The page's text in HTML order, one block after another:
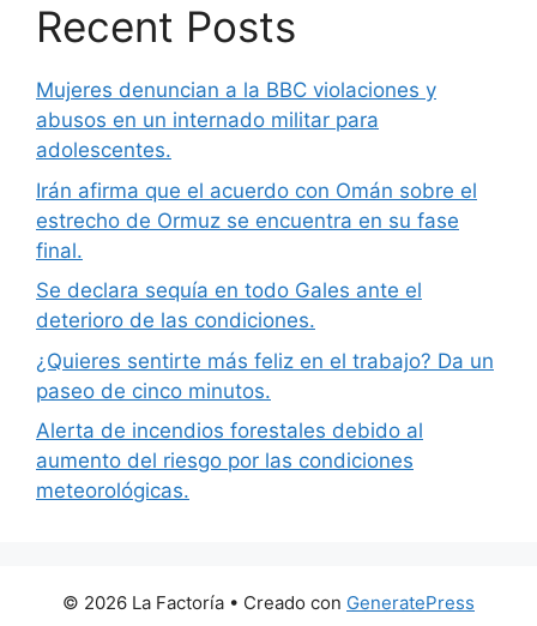
Recent Posts
Mujeres denuncian a la BBC violaciones y
abusos en un internado militar para
adolescentes.
Irán afirma que el acuerdo con Omán sobre el
estrecho de Ormuz se encuentra en su fase
final.
Se declara sequía en todo Gales ante el
deterioro de las condiciones.
¿Quieres sentirte más feliz en el trabajo? Da un
paseo de cinco minutos.
Alerta de incendios forestales debido al
aumento del riesgo por las condiciones
meteorológicas.
© 2026 La Factoría • Creado con GeneratePress